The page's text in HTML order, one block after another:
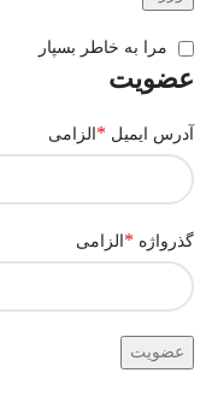
مرا به خاطر بسپار
عضویت
آدرس ایمیل * الزامی
گذرواژه * الزامی
عضویت